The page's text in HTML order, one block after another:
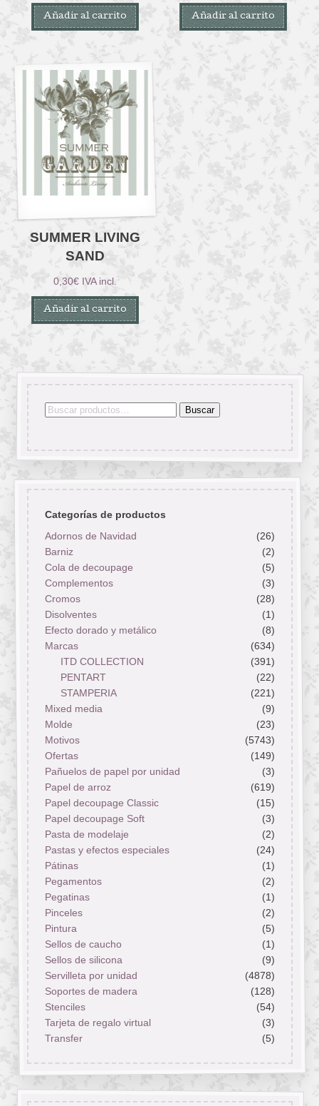
Añadir al carrito Añadir al carrito
SUMMER LIVING
SAND
0,30€ IVA incl.
Añadir al carrito
Buscar
Buscar
Categorías de productos
Adornos de Navidad
(26)
Barniz
(2)
Cola de decoupage
(5)
Complementos
(3)
Cromos
(28)
Disolventes
(1)
Efecto dorado y metálico
(8)
Marcas
(634)
ITD COLLECTION
(391)
PENTART
(22)
STAMPERIA
(221)
Mixed media
(9)
Molde
(23)
Motivos
(5743)
Ofertas
(149)
Pañuelos de papel por unidad
(3)
Papel de arroz
(619)
Papel decoupage Classic
(15)
Papel decoupage Soft
(3)
Pasta de modelaje
(2)
Pastas y efectos especiales
(24)
Pátinas
(1)
Pegamentos
(2)
Pegatinas
(1)
Pinceles
(2)
Pintura
(5)
Sellos de caucho
(1)
Sellos de silicona
(9)
Servilleta por unidad
(4878)
Soportes de madera
(128)
Stenciles
(54)
Tarjeta de regalo virtual
(3)
Transfer
(5)